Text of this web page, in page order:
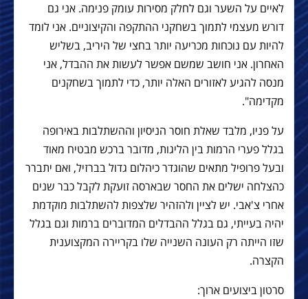
לאיים על השער וגם לחלק מסירות עומק פנימה. אני גם
דורש מעצמי לתמוך בשחקני ההתקפה והקיצוניים. אני לומד
להיות עם נוכחות מכריעה יותר בחצי של היריב, בשליש
האחרון. אני חושב שמשם אפשר לעשות את ההבדל, אני
מנסה להגיע לאזורים האלה יותר, כדי לתמוך בשחקנים
מקדימה".
על פניו, מלבד שאלת חוסר הניסיון וההשתלבות באירופה
בגלל פערי הרמות בין הליגות, מדובר ברכש מבטיח מאוד
ובעל פרופיל מתאים שהוגדר כיהלום גדול בברזיל, ואם יתברר
כהצלחה ישלים את החסר שבארסה זועקת לקבל כבר שנים
אחרי צ'אבי. יש לציין ולהזהיר שלצפות להשתלבות מוקדמת
יהיה בעייתי, גם בגלל ההבדלים המדוברים ברמות וגם בגלל
שזו הייתה רק העונה השנייה שלו בקריירה המקצוענית
הקצרה.
סרטון ביצועים ארוך: